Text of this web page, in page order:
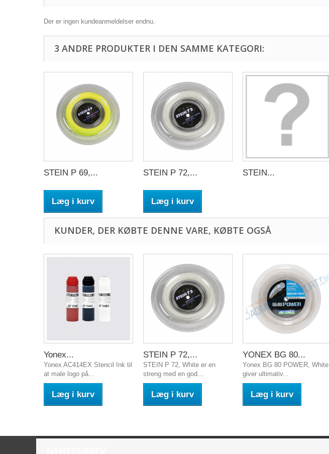
Der er ingen kundeanmeldelser endnu.
3 ANDRE PRODUKTER I DEN SAMME KATEGORI:
STEIN P 69,...
Læg i kurv
STEIN P 72,...
Læg i kurv
STEIN...
KUNDER, DER KØBTE DENNE VARE, KØBTE OGSÅ
Yonex...
Yonex AC414EX Stencil Ink til
at male logo på...
Læg i kurv
STEIN P 72,...
STEIN P 72, White er en
streng med en god...
Læg i kurv
YONEX BG 80...
Yonex BG 80 POWER, White
giver ultimativ...
Læg i kurv